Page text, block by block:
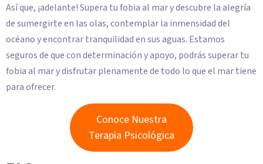
Así que, ¡adelante! Supera tu fobia al mar y descubre la alegría
de sumergirte en las olas, contemplar la inmensidad del
océano y encontrar tranquilidad en sus aguas. Estamos
seguros de que con determinación y apoyo, podrás superar tu
fobia al mar y disfrutar plenamente de todo lo que el mar tiene
para ofrecer.
Conoce Nuestra
Terapia Psicológica